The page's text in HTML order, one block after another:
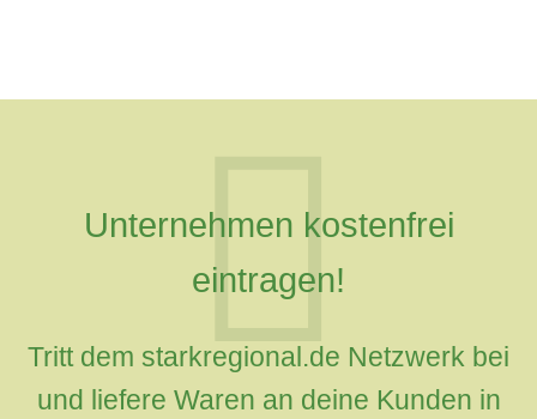
Unternehmen kostenfrei
eintragen!
Tritt dem starkregional.de Netzwerk bei
und liefere Waren an deine Kunden in